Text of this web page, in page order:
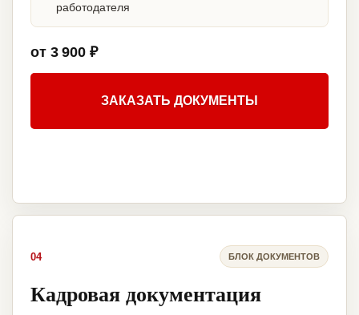
работодателя
от 3 900 ₽
ЗАКАЗАТЬ ДОКУМЕНТЫ
04 БЛОК ДОКУМЕНТОВ
Кадровая документация